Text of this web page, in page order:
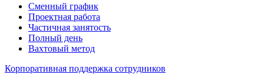
Сменный график
Проектная работа
Частичная занятость
Полный день
Вахтовый метод
Корпоративная поддержка сотрудников